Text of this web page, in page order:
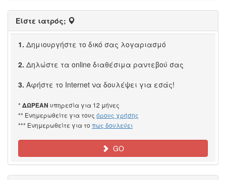
Είστε ιατρός;
1. Δημιουργήστε το δικό σας λογαριασμό
2. Δηλώστε τα online διαθέσιμα ραντεβού σας
3. Αφήστε το Internet να δουλέψει για εσάς!
* ΔΩΡΕΑΝ υπηρεσία για 12 μήνες
** Ενημερωθείτε για τους όρους χρήσης
*** Ενημερωθείτε για το πως δουλεύει
GO